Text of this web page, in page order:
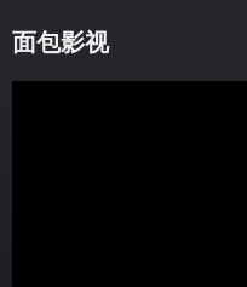
面包影视